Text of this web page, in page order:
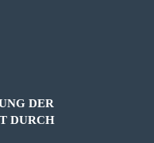
DER
DURCH